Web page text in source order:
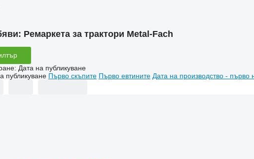
Ремаркета за трактори Metal-Fach
: Дата на публикуване
публикуване Първо скъпите Първо евтините Дата на производство - първо